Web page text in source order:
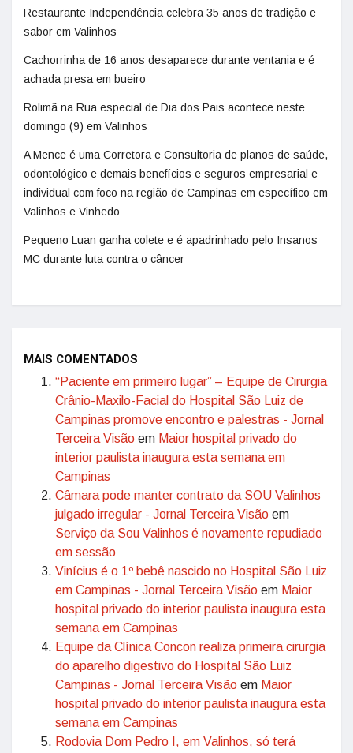
Restaurante Independência celebra 35 anos de tradição e
sabor em Valinhos
Cachorrinha de 16 anos desaparece durante ventania e é
achada presa em bueiro
Rolimã na Rua especial de Dia dos Pais acontece neste
domingo (9) em Valinhos
A Mence é uma Corretora e Consultoria de planos de saúde,
odontológico e demais benefícios e seguros empresarial e
individual com foco na região de Campinas em específico em
Valinhos e Vinhedo
Pequeno Luan ganha colete e é apadrinhado pelo Insanos
MC durante luta contra o câncer
MAIS COMENTADOS
“Paciente em primeiro lugar” – Equipe de Cirurgia
Crânio-Maxilo-Facial do Hospital São Luiz de
Campinas promove encontro e palestras - Jornal
Terceira Visão em Maior hospital privado do
interior paulista inaugura esta semana em
Campinas
Câmara pode manter contrato da SOU Valinhos
julgado irregular - Jornal Terceira Visão em
Serviço da Sou Valinhos é novamente repudiado
em sessão
Vinícius é o 1º bebê nascido no Hospital São Luiz
em Campinas - Jornal Terceira Visão em Maior
hospital privado do interior paulista inaugura esta
semana em Campinas
Equipe da Clínica Concon realiza primeira cirurgia
do aparelho digestivo do Hospital São Luiz
Campinas - Jornal Terceira Visão em Maior
hospital privado do interior paulista inaugura esta
semana em Campinas
Rodovia Dom Pedro I, em Valinhos, só terá